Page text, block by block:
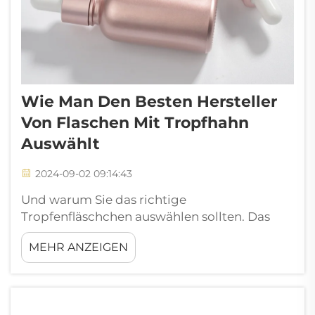
Wie Man Den Besten Hersteller
Von Flaschen Mit Tropfhahn
Auswählt
2024-09-02 09:14:43
Und warum Sie das richtige
Tropfenfläschchen auswählen sollten. Das
Finden einer sicheren, aber hochwertigen
Tropfenflaschen-Lieferanten für Ihre
Produktkategorie kann ziemlich
MEHR ANZEIGEN